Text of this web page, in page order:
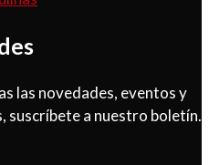
las novedades, eventos y
suscríbete a nuestro boletín.